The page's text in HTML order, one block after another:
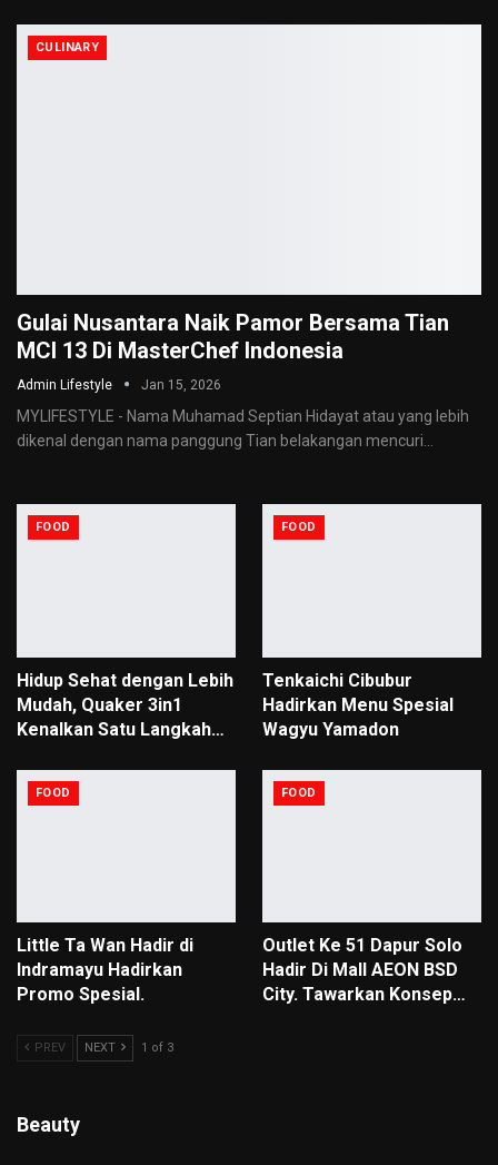
CULINARY
Gulai Nusantara Naik Pamor Bersama Tian
MCI 13 Di MasterChef Indonesia
Admin Lifestyle Jan 15, 2026
MYLIFESTYLE - Nama Muhamad Septian Hidayat atau yang lebih
dikenal dengan nama panggung Tian belakangan mencuri
FOOD
Hidup Sehat dengan Lebih
Mudah, Quaker 3in1
Kenalkan Satu Langkah…
FOOD
Tenkaichi Cibubur
Hadirkan Menu Spesial
Wagyu Yamadon
FOOD
Little Ta Wan Hadir di
Indramayu Hadirkan
Promo Spesial.
FOOD
Outlet Ke 51 Dapur Solo
Hadir Di Mall AEON BSD
City. Tawarkan Konsep…
PREV NEXT 1 of 3
Beauty